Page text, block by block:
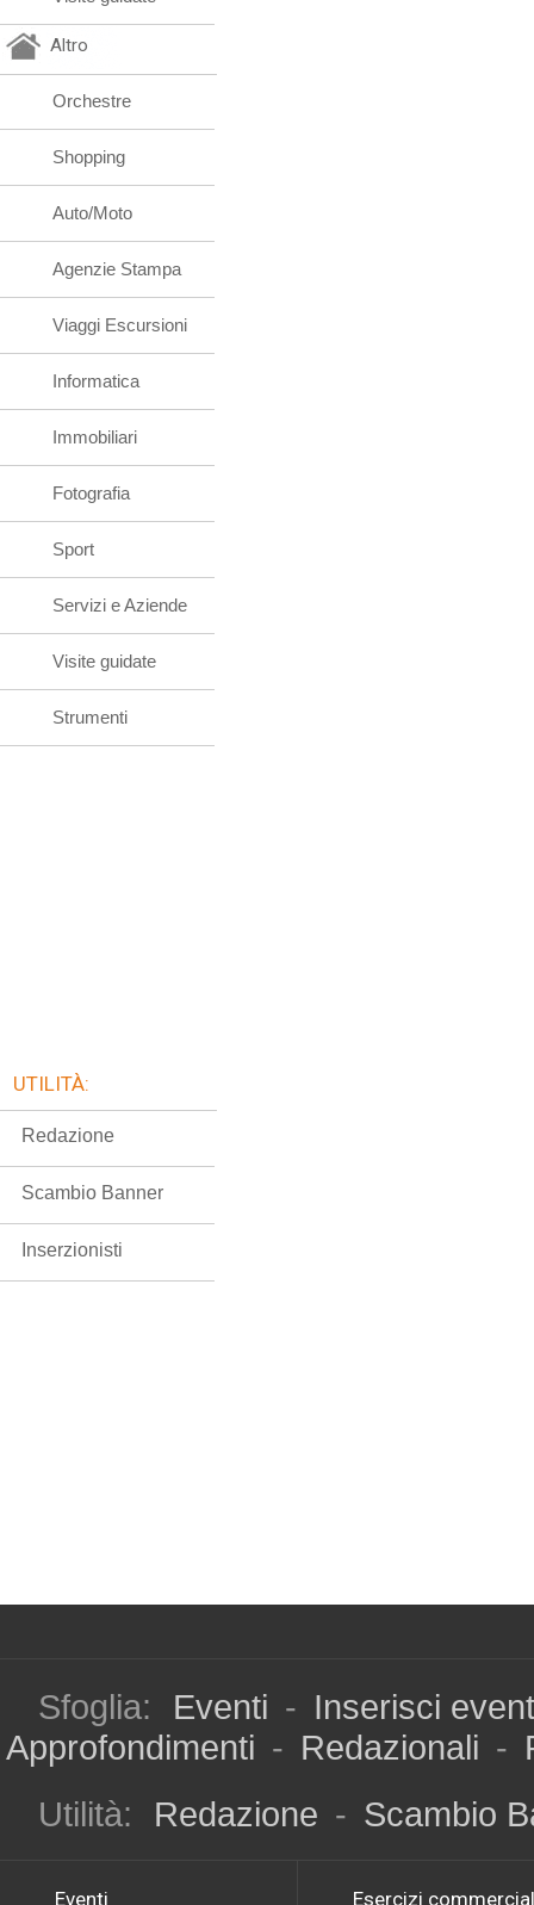
Altro
Orchestre
Shopping
Auto/Moto
Agenzie Stampa
Viaggi Escursioni
Informatica
Immobiliari
Fotografia
Sport
Servizi e Aziende
Visite guidate
Strumenti
UTILITÀ:
Redazione
Scambio Banner
Inserzionisti
Sfoglia: Eventi - Inserisci
Approfondimenti - Redazionali -
Utilità:
Redazione - Scambio
Eventi Esercizi